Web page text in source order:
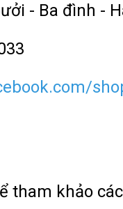
- Ba đình -
tham khảo